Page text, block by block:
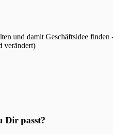
verändert)
Dir passt?